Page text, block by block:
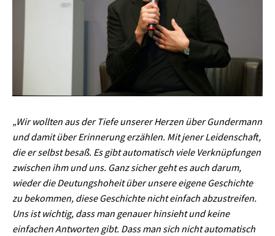
„Wir wollten aus der Tiefe unserer Herzen über Gundermann
und damit über Erinnerung erzählen. Mit jener Leidenschaft,
die er selbst besaß. Es gibt automatisch viele Verknüpfungen
zwischen ihm und uns. Ganz sicher geht es auch darum,
wieder die Deutungshoheit über unsere eigene Geschichte
zu bekommen, diese Geschichte nicht einfach abzustreifen.
Uns ist wichtig, dass man genauer hinsieht und keine
einfachen Antworten gibt. Dass man sich nicht automatisch